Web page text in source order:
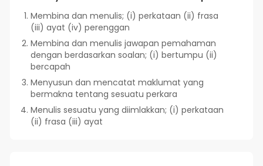
Membina dan menulis; (i) perkataan (ii) frasa
(iii) ayat (iv) perenggan
Membina dan menulis jawapan pemahaman
dengan berdasarkan soalan; (i) bertumpu (ii)
bercapah
Menyusun dan mencatat maklumat yang
bermakna tentang sesuatu perkara
Menulis sesuatu yang diimlakkan; (i) perkataan
(ii) frasa (iii) ayat